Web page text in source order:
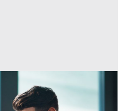
fiscale e bancarotta